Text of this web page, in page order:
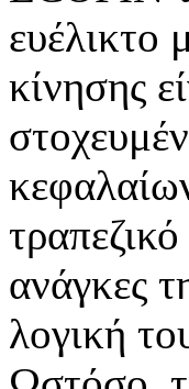
ευέλικτο
κίνησης
ανάγκες
λογική